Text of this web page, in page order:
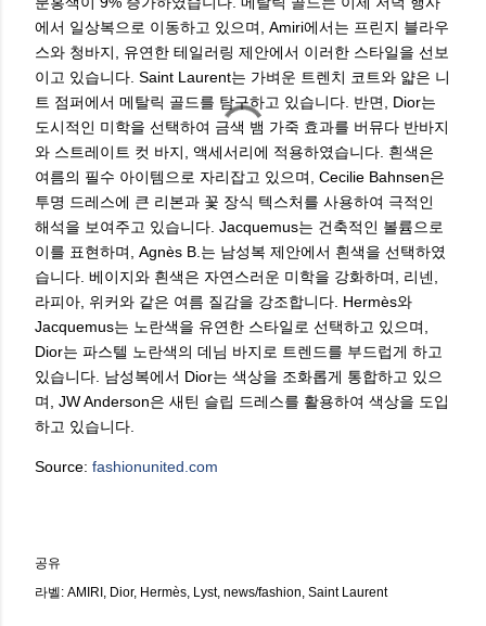
에서 일상복으로 이동하고 있으며, Amiri에서는 프린지 블라우
스와 청바지, 유연한 테일러링 제안에서 이러한 스타일을 선보
이고 있습니다. Saint Laurent는 가벼운 트렌치 코트와 얇은 니
트 점퍼에서 메탈릭 골드를 탐구하고 있습니다. 반면, Dior는
도시적인 미학을 선택하여 금색 뱀 가죽 효과를 버뮤다 반바지
와 스트레이트 컷 바지, 액세서리에 적용하였습니다. 흰색은
여름의 필수 아이템으로 자리잡고 있으며, Cecilie Bahnsen은
투명 드레스에 큰 리본과 꽃 장식 텍스처를 사용하여 극적인
해석을 보여주고 있습니다. Jacquemus는 건축적인 볼륨으로
이를 표현하며, Agnès B.는 남성복 제안에서 흰색을 선택하였
습니다. 베이지와 흰색은 자연스러운 미학을 강화하며, 리넨,
라피아, 위커와 같은 여름 질감을 강조합니다. Hermès와
Jacquemus는 노란색을 유연한 스타일로 선택하고 있으며,
Dior는 파스텔 노란색의 데님 바지로 트렌드를 부드럽게 하고
있습니다. 남성복에서 Dior는 색상을 조화롭게 통합하고 있으
며, JW Anderson은 새틴 슬립 드레스를 활용하여 색상을 도입
하고 있습니다.
Source: fashionunited.com
공유
라벨: AMIRI Dior Hermès Lyst news/fashion Saint Laurent